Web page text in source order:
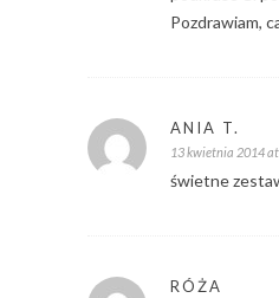
Pozdrawiam,
ANIA T.
13 kwietnia 2014
świetne
RÓŻA